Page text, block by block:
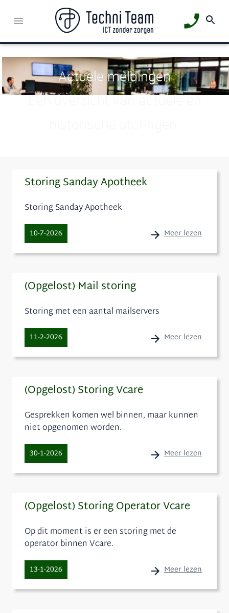
Actuele meldingen
Een overzicht van actuele en
Storing Sanday Apotheek
Storing Sanday Apotheek
10-7-2026 Meer lezen
(Opgelost) Mail storing
Storing met een aantal mailservers
11-2-2026 Meer lezen
(Opgelost) Storing Vcare
Gesprekken komen wel binnen, maar kunnen
niet opgenomen worden.
30-1-2026 Meer lezen
(Opgelost) Storing Operator Vcare
Op dit moment is er een storing met de
operator binnen Vcare.
13-1-2026 Meer lezen